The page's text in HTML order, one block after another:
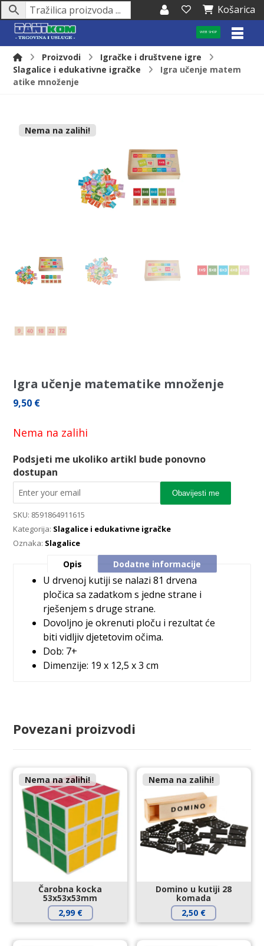
Košarica
WEB SHOP
Proizvodi
Igračke i društvene igre
Slagalice i edukativne igračke
Igra učenje matem
atike množenje
Nema na zalihi!
Igra učenje matematike množenje
9,50 €
Nema na zalihi
Podsjeti me ukoliko artikl bude ponovno
dostupan
Obavijesti me
SKU: 8591864911615
Kategorija: Slagalice i edukativne igračke
Oznaka: Slagalice
Opis Dodatne informacije
U drvenoj kutiji se nalazi 81 drvena
pločica sa zadatkom s jedne strane i
rješenjem s druge strane.
Dovoljno je okrenuti ploču i rezultat će
biti vidljiv djetetovim očima.
Dob: 7+
Dimenzije: 19 x 12,5 x 3 cm
Povezani proizvodi
Nema na zalihi!
Čarobna kocka
53x53x53mm
2,99 €
Nema na zalihi!
Domino u kutiji 28
komada
2,50 €